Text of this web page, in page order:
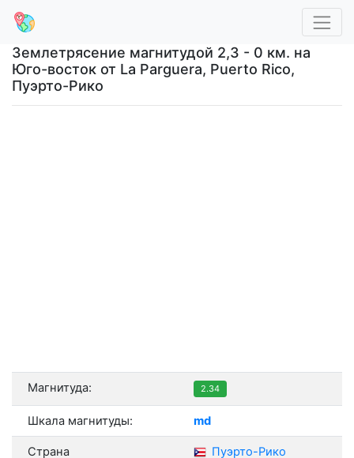
Землетрясение магнитудой 2,3 - 0 км. на
Юго-восток от La Parguera, Puerto Rico,
Пуэрто-Рико
Магнитуда: 2.34
Шкала магнитуды: md
Страна Пуэрто-Рико